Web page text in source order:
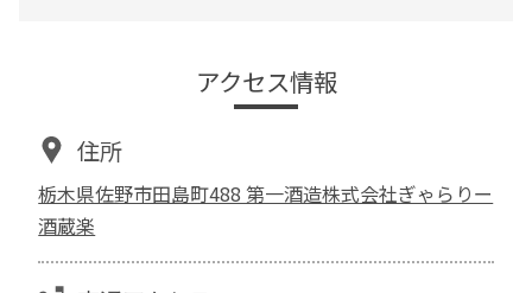
アクセス情報
住所
栃木県佐野市田島町488 第一酒造株式会社ぎゃらりー
酒蔵楽